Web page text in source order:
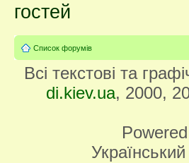
гостей
Список форумів
Всі текстові та
di.kiev.ua, 2000,